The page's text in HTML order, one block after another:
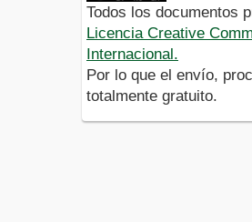
Todos los documentos
Licencia Creative
Internacional.
Por lo que el envío,
totalmente gratuito.